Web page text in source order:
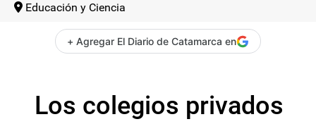
Educación y Ciencia
+ Agregar El Diario de Catamarca en
Los colegios privados